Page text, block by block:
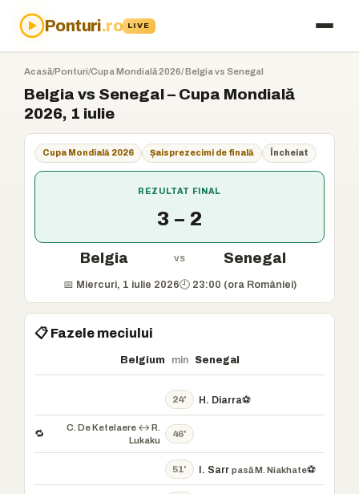
Ponturi.ro LIVE
Acasă/Ponturi/Cupa Mondială 2026/ Belgia vs Senegal
Belgia vs Senegal – Cupa Mondială
2026, 1 iulie
Cupa Mondială 2026 Șaisprezecimi de finală Încheiat
REZULTAT FINAL
3 – 2
Belgia vs Senegal
📅 Miercuri, 1 iulie 2026🕘 23:00 (ora României)
📋 Fazele meciului
Belgium min Senegal
24' ⚽
H. Diarra
🔁
C. De Ketelaere ↔ R.
Lukaku
46'
51' ⚽
I. Sarr pasă M. Niakhate